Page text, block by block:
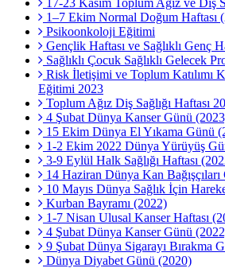
17-23 Kasım Toplum Ağız ve Diş
1–7 Ekim Normal Doğum Haftası
Psikoonkoloji Eğitimi
Gençlik Haftası ve Sağlıklı Genç
Sağlıklı Çocuk Sağlıklı Gelecek
Risk İletişimi ve Toplum Katılımı
Eğitimi 2023
Toplum Ağız Diş Sağlığı Haftası
4 Şubat Dünya Kanser Günü
15 Ekim Dünya El Yıkama Günü
1-2 Ekim 2022 Dünya Yürüyüş
3-9 Eylül Halk Sağlığı Haftası
14 Haziran Dünya Kan
10 Mayıs Dünya Sağlık İçin
Kurban Bayramı (2022)
1-7 Nisan Ulusal Kanser Haftası
4 Şubat Dünya Kanser Günü
9 Şubat Dünya Sigarayı Bırakma
Dünya Diyabet Günü (2020)